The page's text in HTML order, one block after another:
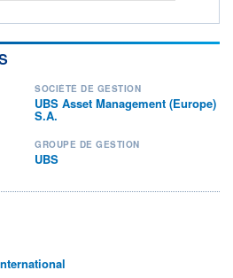
SOCIÉTÉ DE GESTION
UBS Asset Management (Europe)
S.A.
GROUPE DE GESTION
UBS